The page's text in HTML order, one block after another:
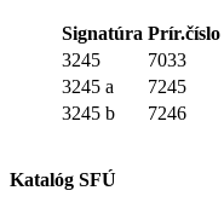
Signatúra Prír.číslo
3245
7033
3245 a
7245
3245 b
7246
Katalóg SFÚ